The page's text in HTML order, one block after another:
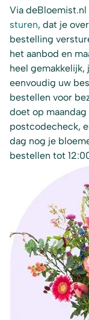
Via
sturen, dat je
bestelling
het aanbod en
heel
eenvoudig uw
bestellen voor
doet op
postcodecheck,
dag nog je
bestellen tot